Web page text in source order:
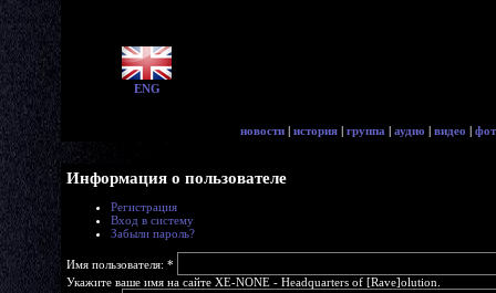
ENG
новости | история | группа | аудио | видео |
Информация о пользователе
Регистрация
Вход в систему
Забыли пароль?
Имя пользователя: *
Укажите ваше имя на сайте XE-NONE - Headquarters of [Rave]olution.